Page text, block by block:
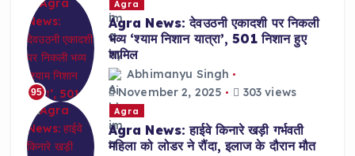
95
Agra
Agra News: देवउठनी एकादशी पर निकली
भव्य ‘श्याम निशान यात्रा’, 501 निशान हुए
शामिल
Abhimanyu Singh
November 2, 2025
303 views
Agra
Agra News: हाईवे किनारे खड़ी गर्भवती
महिला को लोडर ने रौंदा, इलाज के दौरान मौत